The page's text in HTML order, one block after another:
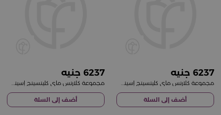
6237
مجموعة كلارنس ماي كلينسينج إسينشالز للعناية بالبشرة المختلطة إلى الدهنية
أضف إلى السلة
6237
مجموعة كلارنس ماي كلينسينج إسينشالز للعناية بالبشرة
أضف إلى السلة